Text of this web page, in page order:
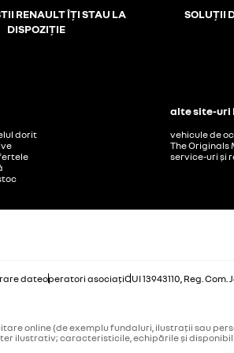
RENAULT ÎȚI STAU LA
DISPOZIȚIE
SOLUȚII
dorit
alte site-uri
vehicule de
The Originals
service-uri și
dateoperatori asociațiCUI 13943110, Reg.
online (de exemplu fundaluri, ilustrații sau
ilustrativ; caracteristicile, echipările și